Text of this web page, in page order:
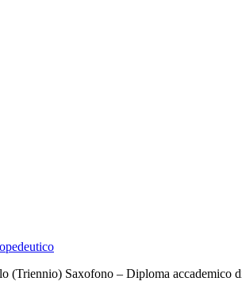
(Triennio) Saxofono – Diploma accademico